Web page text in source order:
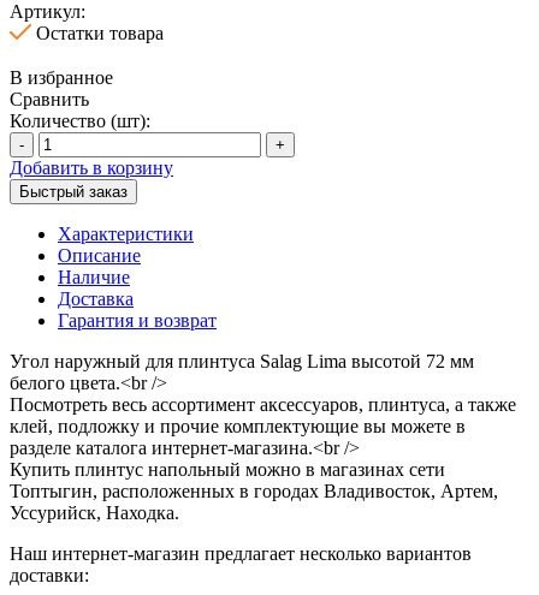
Артикул:
Остатки товара
В избранное
Сравнить
Количество (шт):
- +
Добавить в корзину
Быстрый заказ
Характеристики
Описание
Наличие
Доставка
Гарантия и возврат
Угол наружный для плинтуса Salag Lima высотой 72 мм
белого цвета.<br />
Посмотреть весь ассортимент аксессуаров, плинтуса, а также
клей, подложку и прочие комплектующие вы можете в
разделе каталога интернет-магазина.<br />
Купить плинтус напольный можно в магазинах сети
Топтыгин, расположенных в городах Владивосток, Артем,
Уссурийск, Находка.
Наш интернет-магазин предлагает несколько вариантов
доставки: